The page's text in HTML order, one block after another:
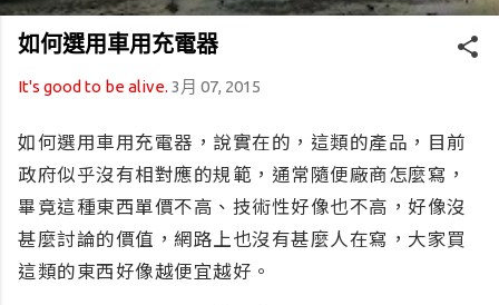
ABOUT US 更多… MY GIVING
如何選用車用充電器
It's good to be alive. 3月 07, 2015
如何選用車用充電器，說實在的，這類的產品，目前
政府似乎沒有相對應的規範，通常隨便廠商怎麼寫，
畢竟這種東西單價不高、技術性好像也不高，好像沒
甚麼討論的價值，網路上也沒有甚麼人在寫，大家買
這類的東西好像越便宜越好。